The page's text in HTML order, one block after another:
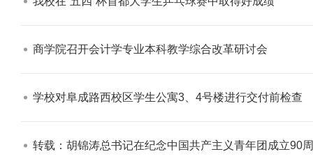
商学院召开会计学专业本科教学综合改革研讨会​
学校对阜成路西校区学生公寓3、4号楼进行交付前检查​
转载：胡锦涛总书记在纪念中国共产主义青年团成立90